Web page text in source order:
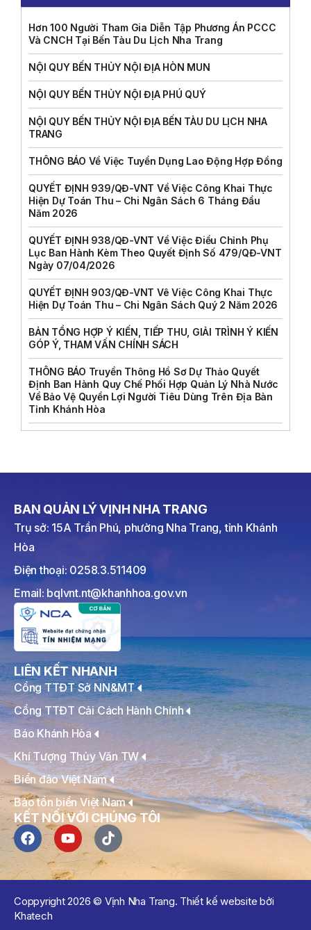
Hơn 100 Người Tham Gia Diễn Tập Phương Án PCCC
Và CNCH Tại Bến Tàu Du Lịch Nha Trang
NỘI QUY BẾN THỦY NỘI ĐỊA HÒN MUN
NỘI QUY BẾN THỦY NỘI ĐỊA PHÚ QUÝ
NỘI QUY BẾN THỦY NỘI ĐỊA BẾN TÀU DU LỊCH NHA
TRANG
THÔNG BÁO Về Việc Tuyển Dụng Lao Động Hợp Đồng
QUYẾT ĐỊNH 939/QĐ-VNT Về Việc Công Khai Thực
Hiện Dự Toán Thu – Chi Ngân Sách 6 Tháng Đầu
Năm 2026
QUYẾT ĐỊNH 938/QĐ-VNT Về Việc Điều Chỉnh Phụ
Lục Ban Hành Kèm Theo Quyết Định Số 479/QĐ-VNT
Ngày 07/04/2026
QUYẾT ĐỊNH 903/QĐ-VNT Vê Việc Công Khai Thực
Hiện Dự Toán Thu – Chi Ngân Sách Quý 2 Năm 2026
BẢN TỔNG HỢP Ý KIẾN, TIẾP THU, GIẢI TRÌNH Ý KIẾN
GÓP Ý, THAM VẤN CHÍNH SÁCH
THÔNG BÁO Truyền Thông Hồ Sơ Dự Thảo Quyết
Định Ban Hành Quy Chế Phối Hợp Quản Lý Nhà Nước
Về Bảo Vệ Quyền Lợi Người Tiêu Dùng Trên Địa Bàn
Tỉnh Khánh Hòa
BAN QUẢN LÝ VỊNH NHA TRANG
Trụ sở: 15A Trần Phú, phường Nha Trang, tỉnh Khánh
Hòa
Điện thoại: 0258.3.511409
Email: bqlvnt.nt@khanhhoa.gov.vn
LIÊN KẾT NHANH
Cổng TTĐT Sở NN&MT
Cổng TTĐT Cải Cách Hành Chính
Báo Khánh Hòa
Khí Tượng Thủy Văn TW
Biển đảo Việt Nam
Bảo tồn biển Việt Nam
KẾT NỐI VỚI CHÚNG TÔI
Coppyright 2026 © Vịnh Nha Trang. Thiết kế website bởi
Khatech